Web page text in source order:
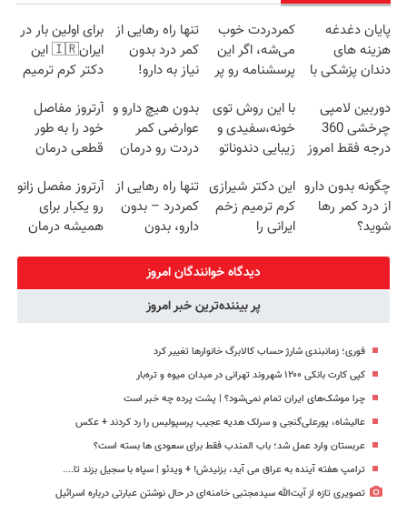
پایان دغدغه
هزینه های
دندان پزشکی با
خانگی
کمردردت خوب
می‌شه، اگر این
پرسشنامه رو پر
تنها راه رهایی از
کمر درد بدون
نیاز به دارو!
برای اولین بار در
ایران🇮🇷 این
دکتر کرم ترمیم
ساخت!
دوربین لامپی
چرخشی 360
درجه فقط امروز
پرداخت درب
منزل
با این روش توی
خونه،سفیدی و
زیبایی دندوناتو
(40%off)
بدون هیچ دارو و
عوارضی کمر
دردت رو درمان
(پرسش‌نامه)
آرتروز مفاصل
خود را به طور
قطعی درمان
◗پرسش‌نامه◖
چگونه بدون دارو
از درد کمر رها
شوید؟
این دکتر شیرازی
کرم ترمیم زخم
ایرانی را
تنها راه رهایی از
کمردرد – بدون
دارو، بدون
کن»
آرتروز مفصل زانو
رو یکبار برای
همیشه درمان
دیدگاه خوانندگان امروز
پر بیننده‌ترین خبر امروز
فوری؛ زمانبندی‌ شارژ حساب کالابرگ خانوارها تغییر کرد
کپی کارت بانکی ۱۲۰۰ شهروند تهرانی در میدان میوه و تره‌بار
چرا موشک‌های ایران تمام نمی‌شود؟ | پشت پرده چه خبر است
عالیشاه، پورعلی‌گنجی و سرلک هدیه عجیب پرسپولیس را رد کردند + عکس
عربستان وارد عمل شد؛ باب المندب فقط برای سعودی ها بسته است؟
ترامپ هفته آینده به عراق می آید، بزنیدش! + ویدئو | سپاه با سجیل بزند تا....
تصویری تازه از آیت‌الله سیدمجتبی خامنه‌ای در حال نوشتن عبارتی درباره اسرائیل